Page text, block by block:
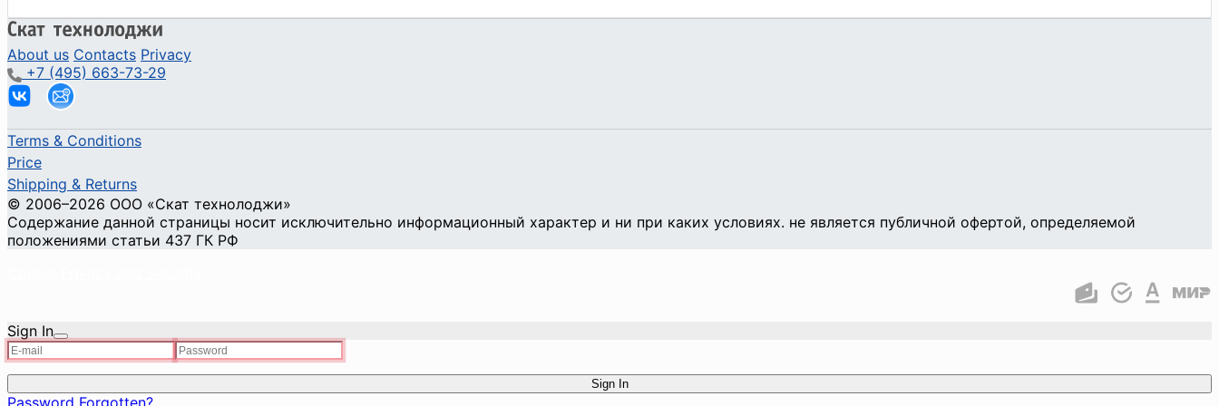
About us Contacts Privacy
+7 (495) 663-73-29
Terms & Conditions
Price
Shipping & Returns
© 2006–2026 ООО «Скат технолоджи»
Содержание данной страницы носит исключительно информационный характер и ни при каких условиях. не является публичной офертой, определяемой
положениями статьи 437 ГК РФ
Sign In
Sign In
Password Forgotten?